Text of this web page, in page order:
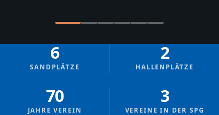
6
SANDPLÄTZE
2
HALLENPLÄTZE
70
JAHRE VEREIN
3
VEREINE IN DER SPG